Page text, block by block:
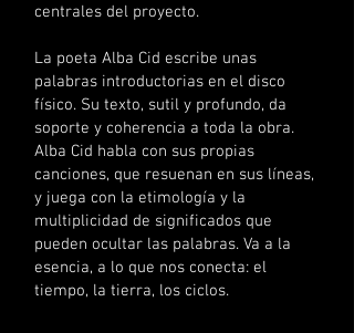
centrales del proyecto.
La poeta Alba Cid escribe unas
palabras introductorias en el disco
físico. Su texto, sutil y profundo, da
soporte y coherencia a toda la obra.
Alba Cid habla con sus propias
canciones, que resuenan en sus líneas,
y juega con la etimología y la
multiplicidad de significados que
pueden ocultar las palabras. Va a la
esencia, a lo que nos conecta: el
tiempo, la tierra, los ciclos.